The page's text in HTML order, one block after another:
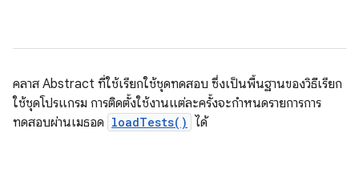
คลาส Abstract ที่ใช้เรียกใช้ชุดทดสอบ ซึ่งเป็นพื้นฐานของวิธีเรียก
ใช้ชุดโปรแกรม การติดตั้งใช้งานแต่ละครั้งจะกำหนดรายการการ
ทดสอบผ่านเมธอด loadTests() ได้